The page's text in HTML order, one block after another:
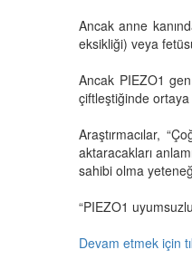
Ancak anne
eksikliği) veya
Ancak PIEZO1
çiftleştiğinde ortaya
Araştırmacılar,
aktaracakları
sahibi olma
“PIEZO1
Devam etmek için